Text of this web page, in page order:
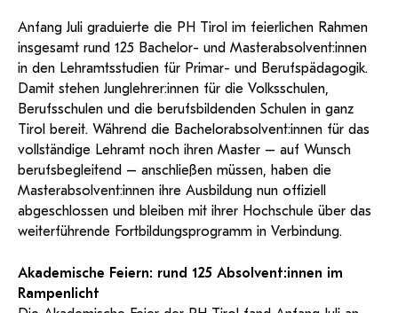
Anfang Juli graduierte die PH Tirol im feierlichen Rahmen
insgesamt rund 125 Bachelor- und Masterabsolvent:innen
in den Lehramtsstudien für Primar- und Berufspädagogik.
Damit stehen Junglehrer:innen für die Volksschulen,
Berufsschulen und die berufsbildenden Schulen in ganz
Tirol bereit. Während die Bachelorabsolvent:innen für das
vollständige Lehramt noch ihren Master – auf Wunsch
berufsbegleitend – anschließen müssen, haben die
Masterabsolvent:innen ihre Ausbildung nun offiziell
abgeschlossen und bleiben mit ihrer Hochschule über das
weiterführende Fortbildungsprogramm in Verbindung.
Akademische Feiern: rund 125 Absolvent:innen im
Rampenlicht
rechtlicher Qualität.
SupportAnleitung
Antragsformular Konto
Web-basiertes Tool zum sicheren
Versand großer Dateien.
BA/MA Anträge,
Forschungsanträge, Formulare,…
Support-Webadmin
Hilfe & Support
Bitte kontaktieren Sie unsere Mitarbeiter:innen nicht über die
persönliche Mailadresse, sondern über den oben
angegebenen Hilfebutton.
Service
Ideen und Verbesserungen Campus